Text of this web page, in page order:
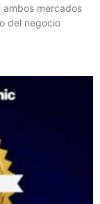
mercados
del negocio